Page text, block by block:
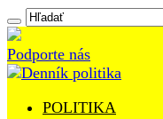
Podporte nás
POLITIKA